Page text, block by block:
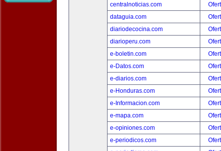
centralnoticias.com
dataguia.com
diariodecocina.com
diarioperu.com
e-boletin.com
e-Datos.com
e-diarios.com
e-Honduras.com
e-Informacion.com
e-mapa.com
e-opiniones.com
e-periodicos.com